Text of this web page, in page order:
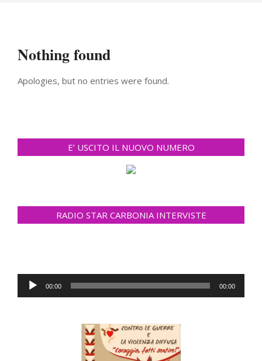
Nothing found
Apologies, but no entries were found.
E’ USCITO IL NUOVO NUMERO
RADIO STAR CARBONIA INTERVISTE
Audio-
Player
00:00 00:00